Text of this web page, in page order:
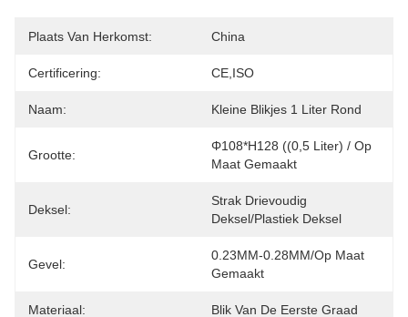
Plaats Van Herkomst: China
Certificering: CE,ISO
Naam: Kleine Blikjes 1 Liter Rond
Grootte:
Φ108*H128 ((0,5 Liter) / Op
Maat Gemaakt
Deksel:
Strak Drievoudig
Deksel/plastiek Deksel
Gevel:
0.23MM-0.28MM/op Maat
Gemaakt
Materiaal: Blik Van De Eerste Graad